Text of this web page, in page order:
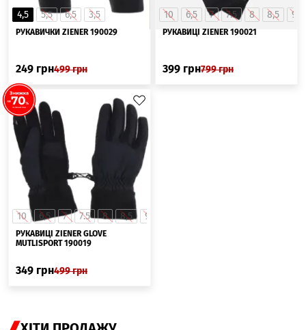
4,5 5,5 6,5 3,5
РУКАВИЧКИ ZIENER 190029
249 грн499грн
10 6,5 7 7.5 8 8,5 9
РУКАВИЦІ ZIENER 190021
399 грн799грн
10 6,5 7 7.5 8 8,5 9
РУКАВИЦІ ZIENER GLOVE
MUTLISPORT 190019
349 грн499грн